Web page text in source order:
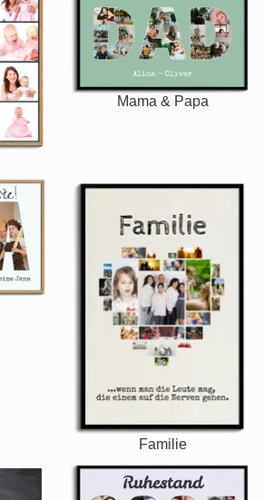
Mama & Papa
Familie